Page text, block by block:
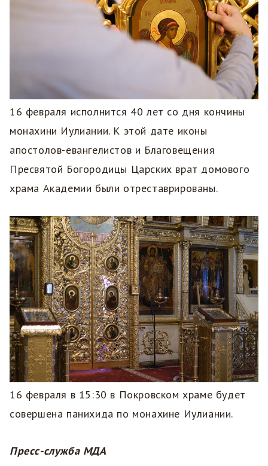
16 февраля исполнится 40 лет со дня кончины
монахини Иулиании. К этой дате иконы
апостолов-евангелистов и Благовещения
Пресвятой Богородицы Царских врат домового
храма Академии были отреставрированы.
16 февраля в 15:30 в Покровском храме будет
совершена панихида по монахине Иулиании.
Пресс-служба МДА